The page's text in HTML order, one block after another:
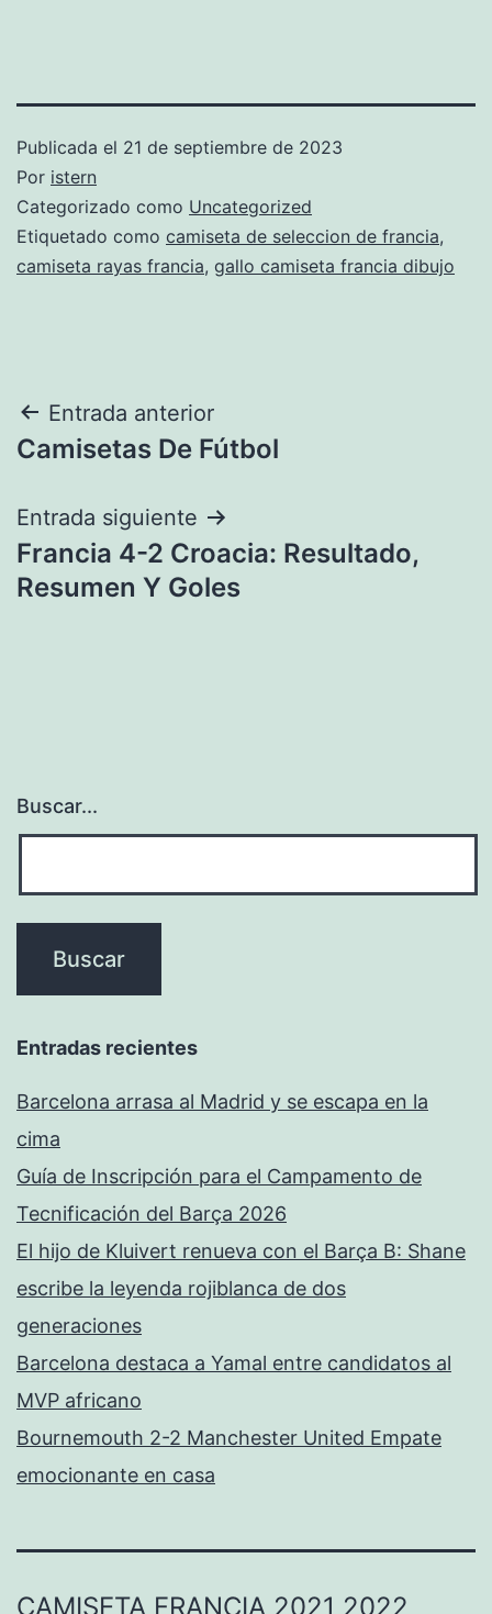
Publicada el 21 de septiembre de 2023
Por istern
Categorizado como Uncategorized
Etiquetado como camiseta de seleccion de francia,
camiseta rayas francia, gallo camiseta francia dibujo
Navegación
de
entradas
Entrada anterior
Camisetas De Fútbol
Entrada siguiente
Francia 4-2 Croacia: Resultado,
Resumen Y Goles
Buscar...
Entradas recientes
Barcelona arrasa al Madrid y se escapa en la
cima
Guía de Inscripción para el Campamento de
Tecnificación del Barça 2026
El hijo de Kluivert renueva con el Barça B: Shane
escribe la leyenda rojiblanca de dos
generaciones
Barcelona destaca a Yamal entre candidatos al
MVP africano
Bournemouth 2-2 Manchester United Empate
emocionante en casa
CAMISETA FRANCIA 2021 2022